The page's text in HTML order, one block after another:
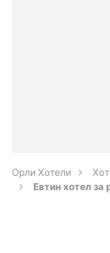
Орли Хотели
Евтин хотел за